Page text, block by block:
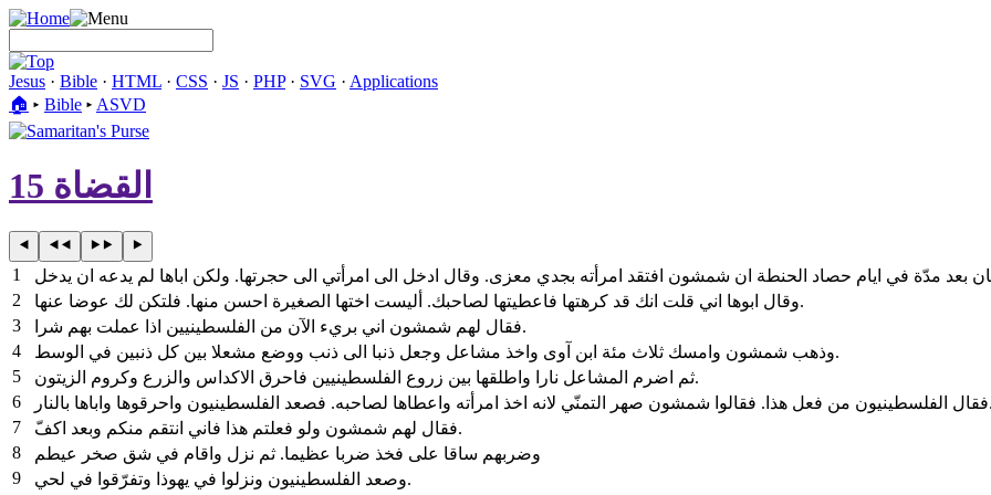
Jesus · Bible · HTML · CSS · JS · PHP· SVG · Applications
🏠︎ ▸ Bible ▸ ASVD
القضاة 15
1
2
وقال ابوها اني قلت انك قد كرهتها فاعطيتها لصاحبك. أليست اختها الصغيرة احسن منها. فلتكن لك عوضا عنها.
3
فقال لهم شمشون اني بريء الآن من الفلسطينيين اذا عملت بهم شرا.
4
وذهب شمشون وامسك ثلاث مئة ابن آوى واخذ مشاعل وجعل ذنبا الى ذنب ووضع مشعلا بين كل ذنبين في الوسط.
5
ثم اضرم المشاعل نارا واطلقها بين زروع الفلسطينيين فاحرق الاكداس والزرع وكروم الزيتون.
6
فقال الفلسطينيون من فعل هذا. فقالوا شمشون صهر التمنّي لانه اخذ امرأته واعطاها لصاحبه. فصعد الفلسطينيون واحرقوها واباها بالنار.
7
فقال لهم شمشون ولو فعلتم هذا فاني انتقم منكم وبعد اكفّ.
8
وضربهم ساقا على فخذ ضربا عظيما. ثم نزل واقام في شق صخر عيطم
9
وصعد الفلسطينيون ونزلوا في يهوذا وتفرّقوا في لحي.